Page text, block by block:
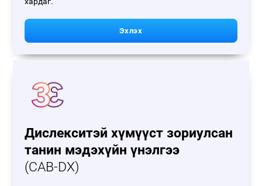
Эхлэх
Дислекситэй хүмүүст зориулсан
танин мэдэхүйн үнэлгээ
(CAB-DX)